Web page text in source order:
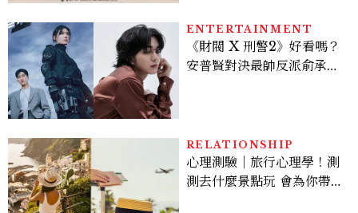
ENTERTAINMENT
《財閥 X 刑警2》好看嗎？
安普賢對決最帥反派俞承
多大？
RELATIONSHIP
心理測驗｜旅行心理學！測
測去什麼景點玩 會為你帶來